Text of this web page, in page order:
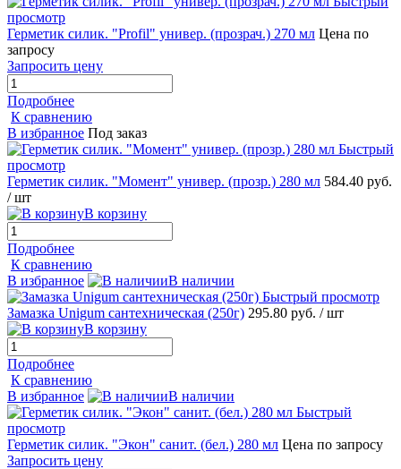
просмотр
Герметик силик. "Profil" универ. (прозрач.) 270 мл Цена по
запросу
Запросить цену
Подробнее
К сравнению
В избранное Под заказ
Быстрый
просмотр
Герметик силик. "Момент" универ. (прозр.) 280 мл 584.40 руб.
/ шт
В корзину
Подробнее
К сравнению
В избранное
В наличии
Быстрый просмотр
Замазка Unigum сантехническая (250г) 295.80 руб. / шт
В корзину
Подробнее
К сравнению
В избранное
В наличии
Быстрый
просмотр
Герметик силик. "Экон" санит. (бел.) 280 мл Цена по запросу
Запросить цену